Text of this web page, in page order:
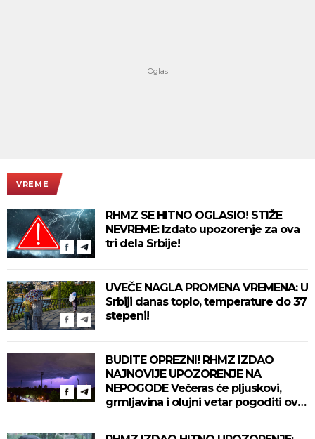
VREME
RHMZ SE HITNO OGLASIO! STIŽE
NEVREME: Izdato upozorenje za ova
tri dela Srbije!
UVEČE NAGLA PROMENA VREMENA: U
Srbiji danas toplo, temperature do 37
stepeni!
BUDITE OPREZNI! RHMZ IZDAO
NAJNOVIJE UPOZORENJE NA
NEPOGODE Večeras će pljuskovi,
grmljavina i olujni vetar pogoditi ove